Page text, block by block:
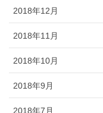
2018年12月
2018年11月
2018年10月
2018年9月
2018年7月